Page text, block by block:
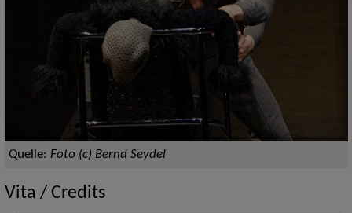
Quelle: Foto (c) Bernd Seydel
Vita / Credits